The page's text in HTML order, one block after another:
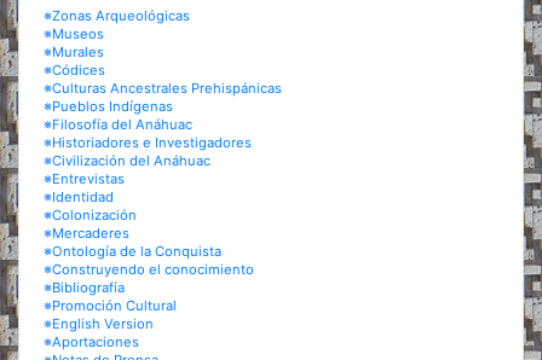
※Zonas Arqueológicas
※Museos
※Murales
※Códices
※Culturas Ancestrales Prehispánicas
※Pueblos Indígenas
※Filosofía del Anáhuac
※Historiadores e Investigadores
※Civilización del Anáhuac
※Entrevistas
※Identidad
※Colonización
※Mercaderes
※Ontología de la Conquista
※Construyendo el conocimiento
※Bibliografía
※Promoción Cultural
※English Version
※Aportaciones